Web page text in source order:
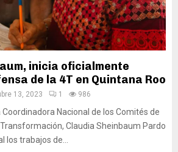
inicia oficialmente
de la 4T en Quintana Roo
13, 2023 1 986
Coordinadora Nacional de los Comités de
Claudia Sheinbaum Pardo
los trabajos de...